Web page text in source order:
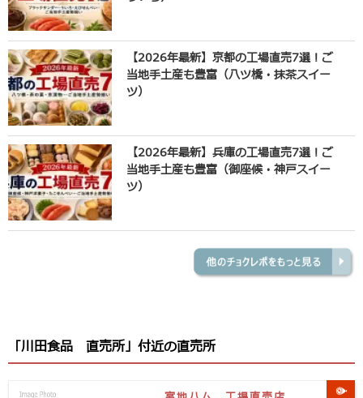
【2026年最新】京都の工場直売7選！ご
当地手土産も豊富（八ツ橋・抹茶スイー
ツ）
【2026年最新】兵庫の工場直売7選！ご
当地手土産も豊富（御座候・神戸スイー
ツ）
「川田食品 直売所」付近の直売所